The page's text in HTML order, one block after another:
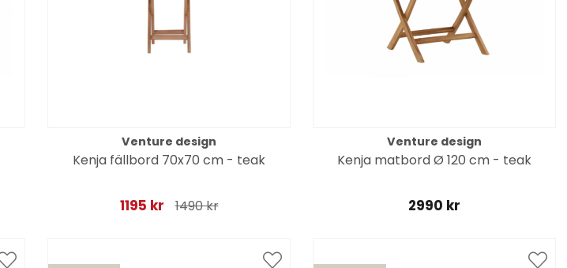
Venture design
Kenja fällbord 70x70 cm - teak
1195 kr 1490 kr
Venture design
Kenja matbord Ø 120 cm - teak
2990 kr